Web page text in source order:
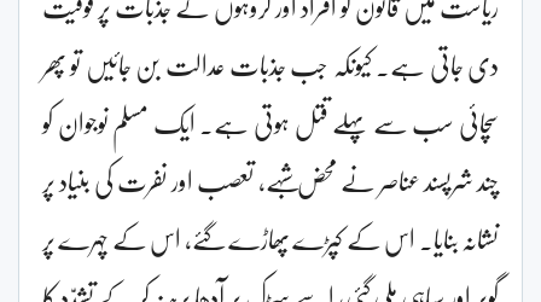
دی جاتی ہے۔ کیونکہ جب جذبات عدالت بن جائیں تو پھر
سچائی سب سے پہلے قتل ہوتی ہے۔ ایک مسلم نوجوان کو
چند شرپسند عناصر نے محض شبہے، تعصب اور نفرت کی بنیاد پر
نشانہ بنایا۔ اس کے کپڑے پھاڑے گئے، اس کے چہرے پر